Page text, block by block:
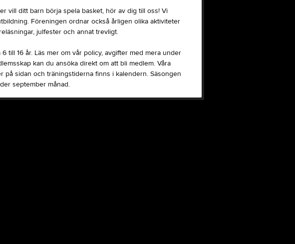
vill ditt barn börja spela basket, hör av dig till oss! Vi
Föreningen ordnar också årligen olika aktiviteter
julfester och annat trevligt.
till 16 år. Läs mer om vår policy, avgifter med mera under
kan du ansöka direkt om att bli medlem. Våra
på sidan och träningstiderna finns i kalendern. Säsongen
september månad.